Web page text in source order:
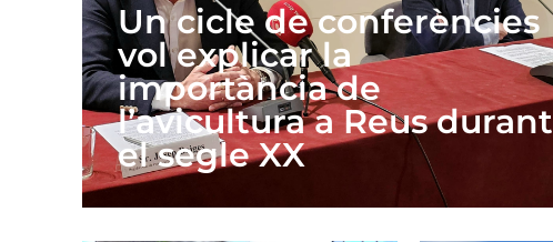
Un cicle de conferències
vol explicar la
importància de
l’avicultura a Reus durant
el segle XX